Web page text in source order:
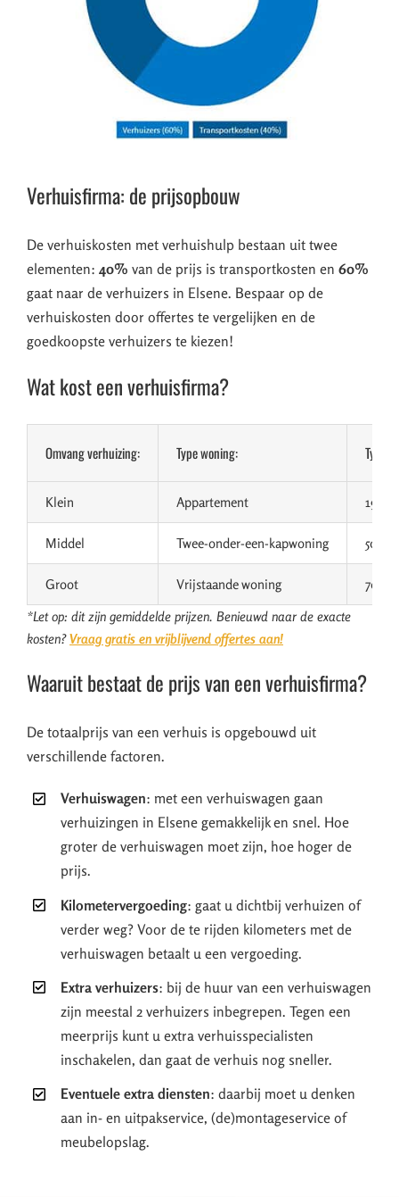
Verhuisfirma: de prijsopbouw
De verhuiskosten met verhuishulp bestaan uit twee
elementen: 40% van de prijs is transportkosten en 60%
gaat naar de verhuizers in Elsene. Bespaar op de
verhuiskosten door offertes te vergelijken en de
goedkoopste verhuizers te kiezen!
Wat kost een verhuisfirma?
Omvang verhuizing: Type woning: Type
Klein Appartement 19 m³
Middel Twee-onder-een-kapwoning 50 m³
Groot Vrijstaande woning
70 m³
*Let op: dit zijn gemiddelde prijzen. Benieuwd naar de exacte
kosten?Vraag gratis en vrijblijvend offertes aan!
Waaruit bestaat de prijs van een verhuisfirma?
De totaalprijs van een verhuis is opgebouwd uit
verschillende factoren.
Verhuiswagen: met een verhuiswagen gaan
verhuizingen in Elsene gemakkelijk en snel. Hoe
groter de verhuiswagen moet zijn, hoe hoger de
prijs.
Kilometervergoeding: gaat u dichtbij verhuizen of
verder weg? Voor de te rijden kilometers met de
verhuiswagen betaalt u een vergoeding.
Extra verhuizers: bij de huur van een verhuiswagen
zijn meestal 2 verhuizers inbegrepen. Tegen een
meerprijs kunt u extra verhuisspecialisten
inschakelen, dan gaat de verhuis nog sneller.
Eventuele extra diensten: daarbij moet u denken
aan in- en uitpakservice, (de)montageservice of
meubelopslag.